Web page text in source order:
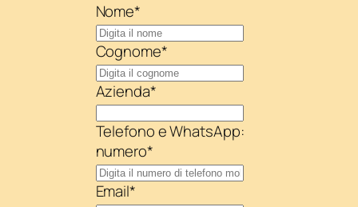
Nome*
Cognome*
Azienda*
Telefono e WhatsApp:
numero*
Email*